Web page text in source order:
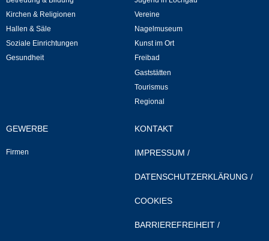
Veranstaltungskalender
Hasenropferfest
Kirchen & Religionen
Hallen & Säle
Soziale Einrichtungen
Gesundheit
Vereine
Nagelmuseum
Kunst im Ort
Freibad
Gaststätten
Tourismus
Regional
GEWERBE
Firmen
KONTAKT
IMPRESSUM /
DATENSCHUTZERKLÄRUNG /
COOKIES
BARRIEREFREIHEIT /